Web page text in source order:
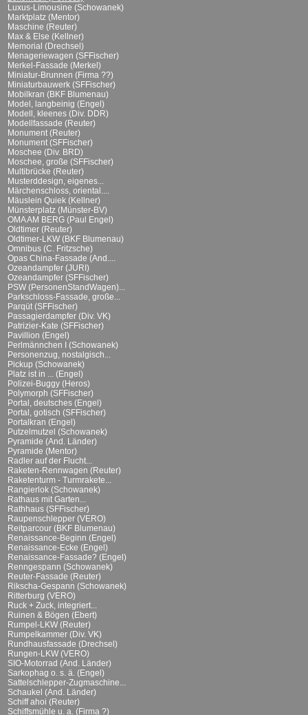
Luxus-Limousine (Schowanek)
Marktplatz (Mentor)
Maschine (Reuter)
Max & Else (Kellner)
Memorial (Drechsel)
Menageriewagen (SFFischer)
Merkel-Fassade (Merkel)
Miniatur-Brunnen (Firma ??)
Miniaturbauwerk (SFFischer)
Mobilkran (BKF Blumenau)
Model, langbeinig (Engel)
Modell, kleenes (Div. DDR)
Modellfassade (Reuter)
Monument (Reuter)
Monument (SFFischer)
Moschee (Div. BRD)
Moschee, große (SFFischer)
Multibrücke (Reuter)
Musterddesign, eigenes...
Märchenschloss, oriental....
Mäuslein Quiek (Kellner)
Münsterplatz (Münster-BV)
OMA AM BERG (Paul Engel)
Oldtimer (Reuter)
Oldtimer-LKW (BKF Blumenau)
Omnibus (C. Fritzsche)
Opas China-Fassade (And....
Ozeandampfer (JURI)
Ozeandampfer (SFFischer)
PSW (PersonenStandWagen)...
Parkschloss-Fassade, große...
Parqüt (SFFischer)
Passagierdampfer (Div. VK)
Patrizier-Kate (SFFischer)
Pavillion (Engel)
Perlmännchen I (Schowanek)
Personenzug, nostalgisch...
Pickup (Schowanek)
Platz ist in ... (Engel)
Polizei-Buggy (Heros)
Polymorph (SFFischer)
Portal, deutsches (Engel)
Portal, gotisch (SFFischer)
Portalkran (Engel)
Putzelmutzel (Schowanek)
Pyramide (And. Länder)
Pyramide (Mentor)
Radler auf der Flucht...
Raketen-Rennwagen (Reuter)
Raketenturm - Turmrakete...
Rangierlok (Schowanek)
Rathaus mit Garten...
Rathhaus (SFFischer)
Raupenschlepper (VERO)
Reitparcour (BKF Blumenau)
Renaissance-Beginn (Engel)
Renaissance-Ecke (Engel)
Renaissance-Fassade? (Engel)
Renngespann (Schowanek)
Reuter-Fassade (Reuter)
Rikscha-Gespann (Schowanek)
Ritterburg (VERO)
Ruck + Zuck, integriert...
Ruinen & Bögen (Ebert)
Rumpel-LKW (Reuter)
Rumpelkammer (Div. VK)
Rundhausfassade (Drechsel)
Rungen-LKW (VERO)
SIO-Motorrad (And. Länder)
Sarkophag o. s. ä. (Engel)
Sattelschlepper-Zugmaschine...
Schaukel (And. Länder)
Schiff ahoi (Reuter)
Schiffsmühle u. a. (Firma ?)